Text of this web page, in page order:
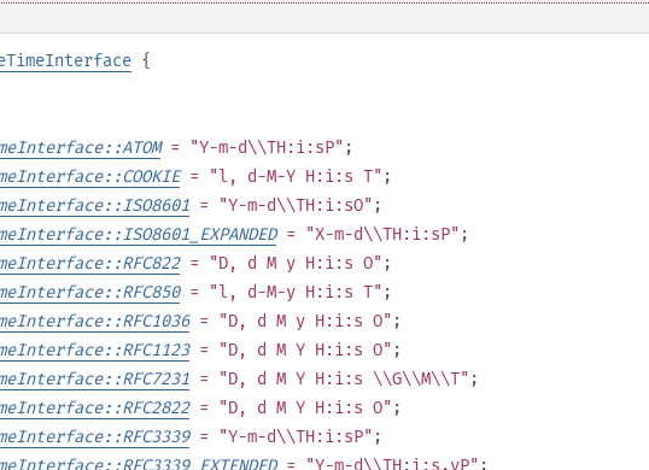
{
= "Y-m-d\\TH:i:sP" ;
= "l, d-M-Y H:i:s T" ;
= "Y-m-d\\TH:i:sO" ;
= "X-m-d\\TH:i:sP" ;
= "D, d M y H:i:s O" ;
= "l, d-M-y H:i:s T" ;
= "D, d M y H:i:s O" ;
= "D, d M Y H:i:s O" ;
= "D, d M Y H:i:s \\G\\M\\T" ;
= "D, d M Y H:i:s O" ;
= "Y-m-d\\TH:i:sP" ;
= "Y-m-d\\TH:i:s.vP" ;